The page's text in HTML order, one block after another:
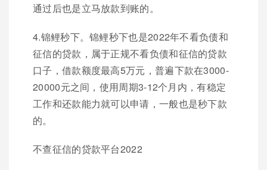
通过后也是立马放款到账的。
4.锦鲤秒下。锦鲤秒下也是2022年不看负债和
征信的贷款，属于正规不看负债和征信的贷款
口子，借款额度最高5万元，普遍下款在3000-
20000元之间，使用周期3-12个月内，有稳定
工作和还款能力就可以申请，一般也是秒下款
的。
不查征信的贷款平台2022